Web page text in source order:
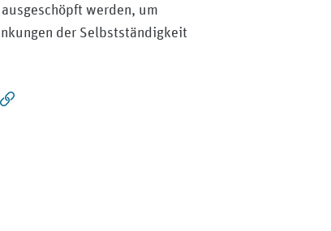
werden, um
der Selbstständigkeit